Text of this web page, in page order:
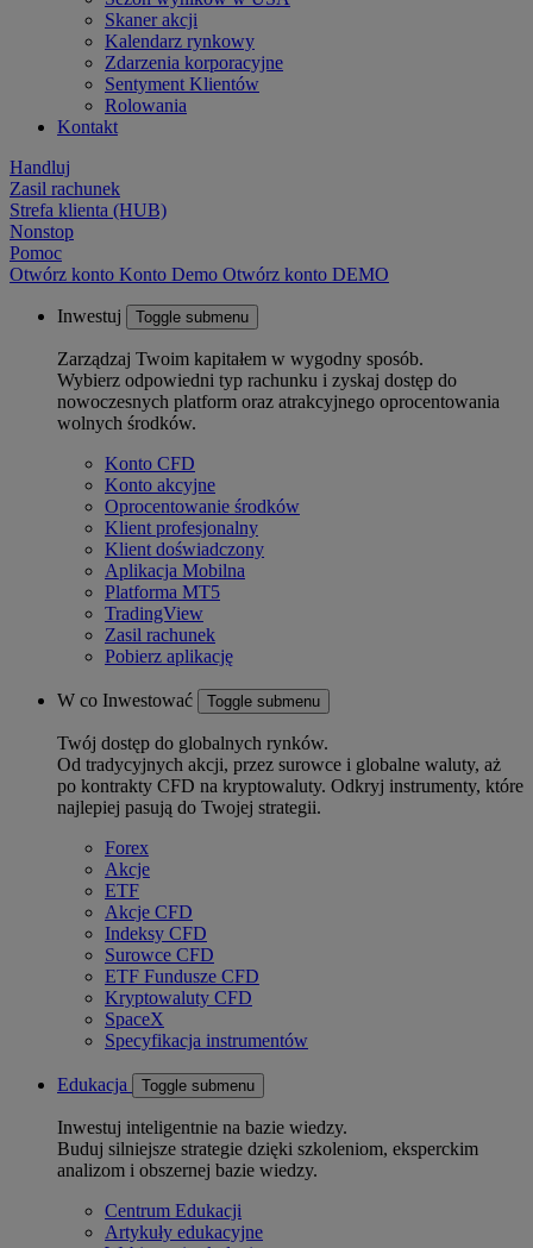
Skaner akcji
Kalendarz rynkowy
Zdarzenia korporacyjne
Sentyment Klientów
Rolowania
Kontakt
Handluj
Zasil rachunek
Strefa klienta (HUB)
Nonstop
Pomoc
Otwórz konto Konto Demo Otwórz konto DEMO
Inwestuj Toggle submenu
Zarządzaj Twoim kapitałem w wygodny sposób.
Wybierz odpowiedni typ rachunku i zyskaj dostęp do
nowoczesnych platform oraz atrakcyjnego oprocentowania
wolnych środków.
Konto CFD
Konto akcyjne
Oprocentowanie środków
Klient profesjonalny
Klient doświadczony
Aplikacja Mobilna
Platforma MT5
TradingView
Zasil rachunek
Pobierz aplikację
W co Inwestować Toggle submenu
Twój dostęp do globalnych rynków.
Od tradycyjnych akcji, przez surowce i globalne waluty, aż
po kontrakty CFD na kryptowaluty. Odkryj instrumenty, które
najlepiej pasują do Twojej strategii.
Forex
Akcje
ETF
Akcje CFD
Indeksy CFD
Surowce CFD
ETF Fundusze CFD
Kryptowaluty CFD
SpaceX
Specyfikacja instrumentów
Edukacja Toggle submenu
Inwestuj inteligentnie na bazie wiedzy.
Buduj silniejsze strategie dzięki szkoleniom, eksperckim
analizom i obszernej bazie wiedzy.
Centrum Edukacji
Artykuły edukacyjne